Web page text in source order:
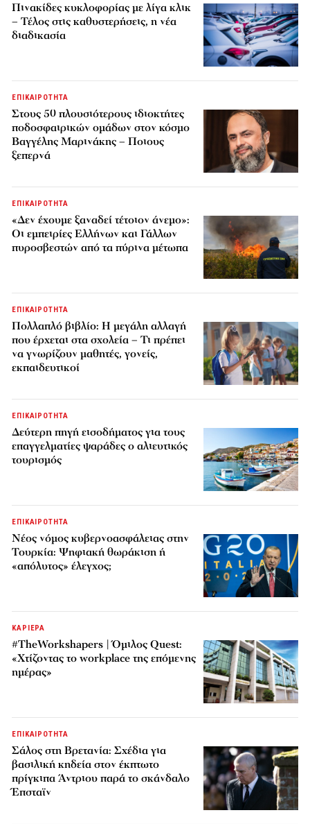
Πινακίδες κυκλοφορίας με λίγα κλικ
– Τέλος στις καθυστερήσεις, η νέα
διαδικασία
ΕΠΙΚΑΙΡΟΤΗΤΑ
Στους 50 πλουσιότερους ιδιοκτήτες
ποδοσφαιρικών ομάδων στον κόσμο
Βαγγέλης Μαρινάκης – Ποιους
ξεπερνά
ΕΠΙΚΑΙΡΟΤΗΤΑ
«Δεν έχουμε ξαναδεί τέτοιον άνεμο»:
Οι εμπειρίες Ελλήνων και Γάλλων
πυροσβεστών από τα πύρινα μέτωπα
ΕΠΙΚΑΙΡΟΤΗΤΑ
Πολλαπλό βιβλίο: Η μεγάλη αλλαγή
που έρχεται στα σχολεία – Τι πρέπει
να γνωρίζουν μαθητές, γονείς,
εκπαιδευτικοί
ΕΠΙΚΑΙΡΟΤΗΤΑ
Δεύτερη πηγή εισοδήματος για τους
επαγγελματίες ψαράδες ο αλιευτικός
τουρισμός
ΕΠΙΚΑΙΡΟΤΗΤΑ
Νέος νόμος κυβερνοασφάλειας στην
Τουρκία: Ψηφιακή θωράκιση ή
«απόλυτος» έλεγχος;
ΚΑΡΙΕΡΑ
#TheWorkshapers | Όμιλος Quest:
«Χτίζοντας το workplace της επόμενης
ημέρας»
ΕΠΙΚΑΙΡΟΤΗΤΑ
Σάλος στη Βρετανία: Σχέδια για
βασιλική κηδεία στον έκπτωτο
πρίγκιπα Άντριου παρά το σκάνδαλο
Έπσταϊν